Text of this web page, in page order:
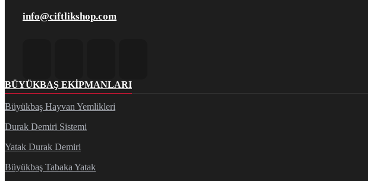
info@ciftlikshop.com
BÜYÜKBAŞ EKIPMANLARI
Büyükbaş Hayvan Yemlikleri
Durak Demiri Sistemi
Yatak Durak Demiri
Büyükbaş Tabaka Yatak